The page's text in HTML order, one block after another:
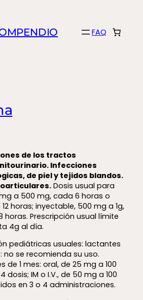
FAQ
de los tractos
Infecciones
de piel y tejidos blandos.
Dosis usual para
a 500 mg, cada 6 horas o
horas; inyectable, 500 mg a 1g,
horas. Prescripción usual límite
4g al día.
pediátricas usuales: lactantes
no se recomienda su uso.
de 1 mes: oral, de 25 mg a 100
IM o I.V., de 50 mg a 100
en 3 o 4 administraciones.